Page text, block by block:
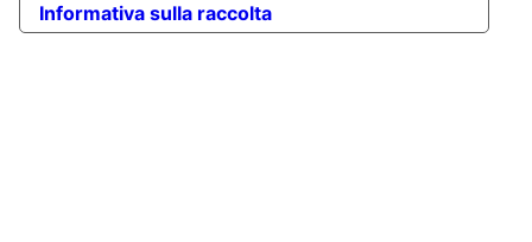
Informativa sulla raccolta